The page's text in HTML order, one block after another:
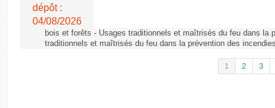
dépôt :
04/08/2026
bois et forêts - Usages traditionnels et maîtrisés du feu dans la
traditionnels et maîtrisés du feu dans la prévention des
1 2 3